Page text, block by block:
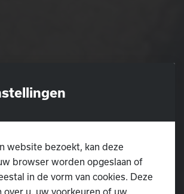
website bezoekt, kan deze
browser worden opgeslaan of
in de vorm van cookies. Deze
over u, uw voorkeuren of uw